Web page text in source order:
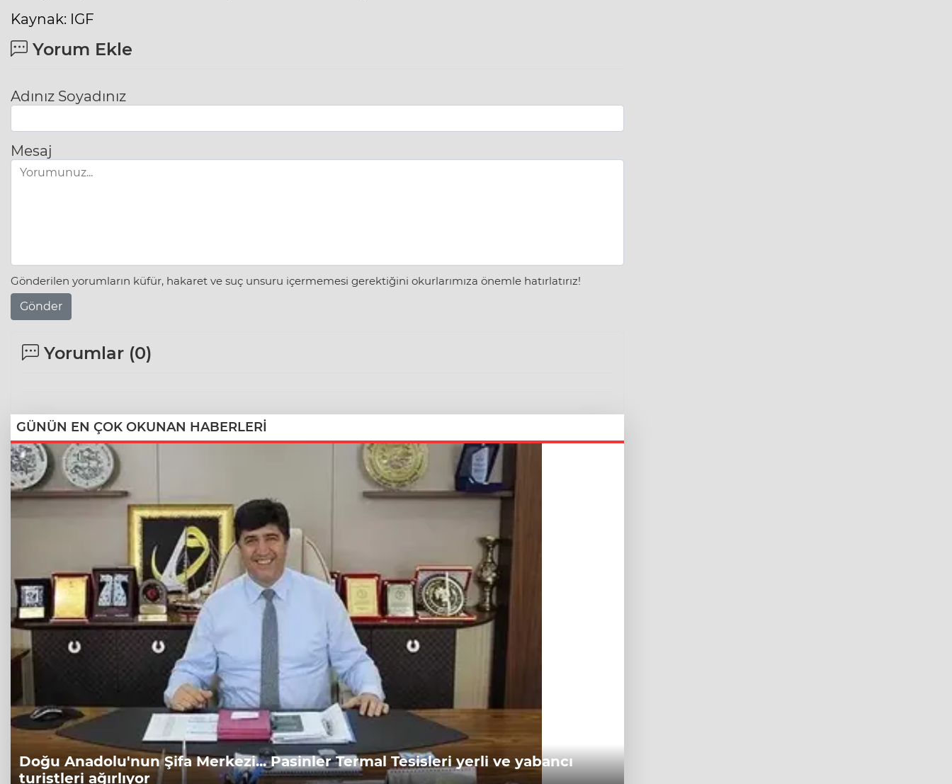
Kaynak: IGF
Yorum Ekle
Adınız Soyadınız
Mesaj
Gönderilen yorumların küfür, hakaret ve suç unsuru içermemesi gerektiğini okurlarımıza önemle hatırlatırız!
Gönder
Yorumlar (0)
GÜNÜN EN ÇOK OKUNAN HABERLERİ
Doğu Anadolu'nun Şifa Merkezi... Pasinler Termal Tesisleri yerli ve yabancı
turistleri ağırlıyor